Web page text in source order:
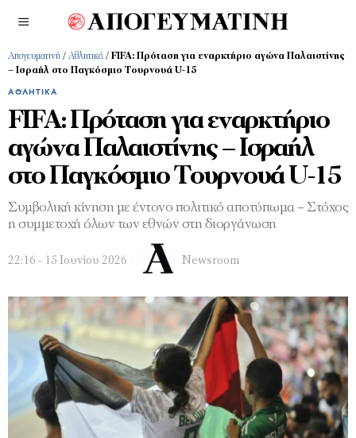
Απογευματινή / Αθλητικά / FIFA: Πρόταση για εναρκτήριο αγώνα Παλαιστίνης
– Ισραήλ στο Παγκόσμιο Τουρνουά U-15
ΑΘΛΗΤΙΚΆ
FIFA: Πρόταση για εναρκτήριο
αγώνα Παλαιστίνης – Ισραήλ
στο Παγκόσμιο Τουρνουά U-15
Συμβολική κίνηση με έντονο πολιτικό αποτύπωμα – Στόχος
η συμμετοχή όλων των εθνών στη διοργάνωση
22:16 - 15 Ιουνίου 2026 Newsroom